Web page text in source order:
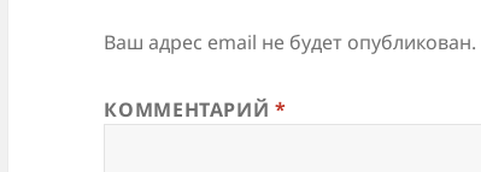
Ваш адрес email не будет опубликован.
КОММЕНТАРИЙ*